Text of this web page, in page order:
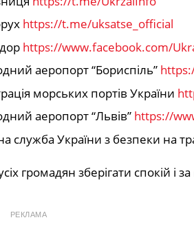
https://t.me/uksatse_official
https://www.facebook.com/
аеропорт “Бориспіль”
морських портів України
аеропорт “Львів” https://
служба України з безпеки на
громадян зберігати спокій і
РЕКЛАМА